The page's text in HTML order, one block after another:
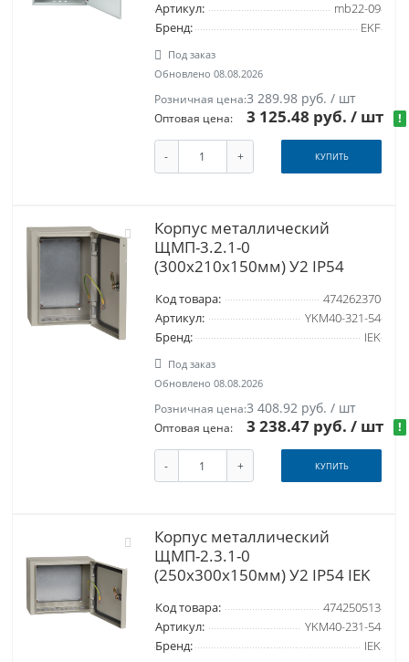
Артикул:
mb22-09
Бренд:
EKF
Под заказ
Обновлено 08.08.2026
Розничная цена:3 289.98 руб. / шт
Оптовая цена: 3 125.48 руб./ шт !
- + КУПИТЬ
Корпус металлический
ЩМП-3.2.1-0
(300х210х150мм) У2 IP54
Код товара:
474262370
Артикул:
YKM40-321-54
Бренд:
IEK
Под заказ
Обновлено 08.08.2026
Розничная цена:3 408.92 руб. / шт
Оптовая цена: 3 238.47 руб./ шт !
- + КУПИТЬ
Корпус металлический
ЩМП-2.3.1-0
(250х300х150мм) У2 IP54 IEK
Код товара:
474250513
Артикул:
YKM40-231-54
Бренд:
IEK